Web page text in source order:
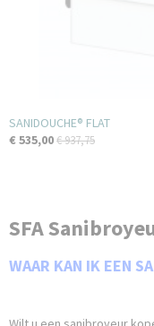
SANIDOUCHE® FLAT
€ 535,00€ 937,75
SFA
WAAR KAN IK EEN